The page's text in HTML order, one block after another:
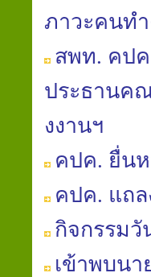
ภาวะคนท
สพท. คป
ประธานค
งงานฯ
คปค. ยื่น
คปค. แถ
กิจกรรมวั
เข้าพบนา